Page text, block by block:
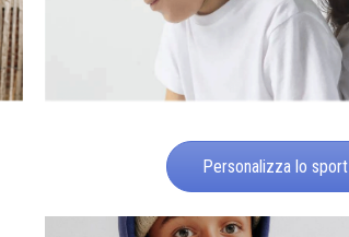
Personalizza lo sport